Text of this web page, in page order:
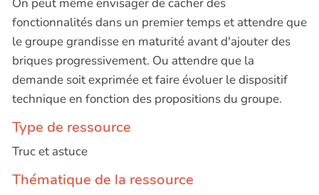
On peut même envisager de cacher des
fonctionnalités dans un premier temps et attendre que
le groupe grandisse en maturité avant d'ajouter des
briques progressivement. Ou attendre que la
demande soit exprimée et faire évoluer le dispositif
technique en fonction des propositions du groupe.
Type de ressource
Truc et astuce
Thématique de la ressource